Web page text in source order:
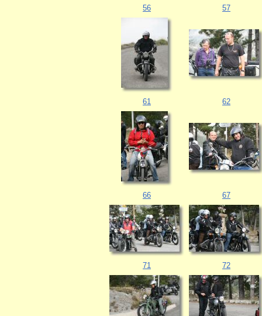
56 57
61 62
66 67
71 72